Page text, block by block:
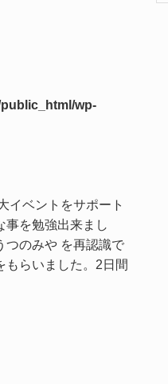
wp-
イベントをサポート
事を勉強出来まし
つのみや を再認識で
もらいました。2日間